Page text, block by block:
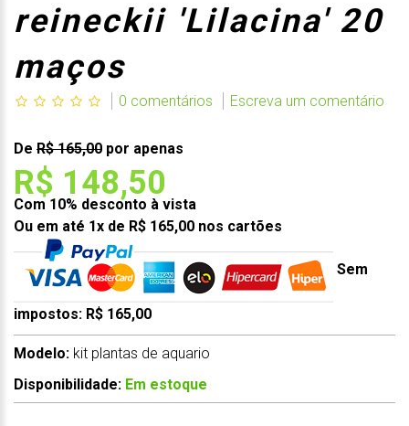
reineckii 'Lilacina' 20
maços
0 comentários Escreva um comentário
De R$ 165,00 por apenas
R$ 148,50
Com 10% desconto à vista
Ou em até 1x de R$ 165,00 nos cartões
Sem
impostos: R$ 165,00
Modelo: kit plantas de aquario
Disponibilidade: Em estoque